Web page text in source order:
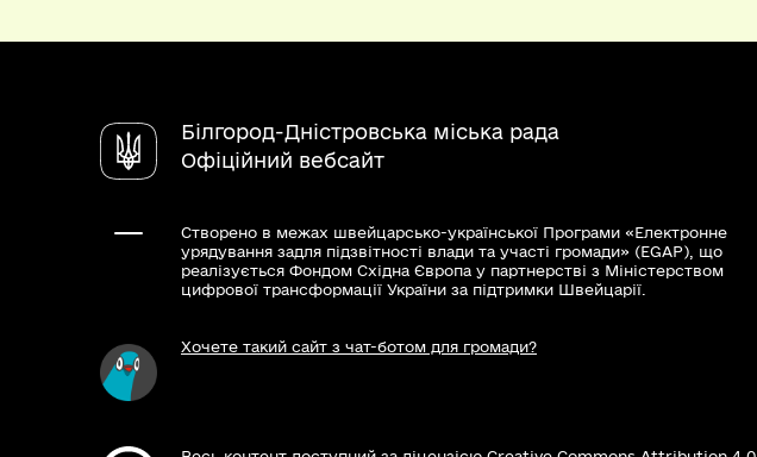
Білгород-Дністровська міська рада
Офіційний вебсайт
Створено в межах швейцарсько-української Програми «Електронне
урядування задля підзвітності влади та участі громади» (EGAP), що
реалізується Фондом Східна Європа у партнерстві з Міністерством
цифрової трансформації України за підтримки Швейцарії.
Хочете такий сайт з чат-ботом для громади?